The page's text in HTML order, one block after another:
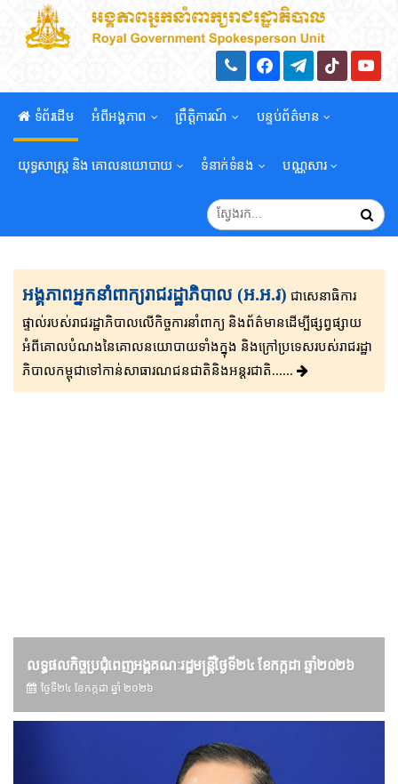
ទំព័រដើម អំពីអង្គភាព ព្រឹត្តិការណ៍ បន្ទប់ព័ត៌មាន
យុទ្ធសាស្រ្ត និង គោលនយោបាយ ទំនាក់ទំនង បណ្ណសារ
អង្គភាពអ្នកនាំពាក្យរាជរដ្ឋាភិបាល (អ.អ.រ) ជាសេនា​ធិ​កា​រ​​
ផ្ទាល់​របស់រាជរដ្ឋាភិ​បា​ល​លើ​កិច្ចការ​នាំពាក្យ និងព័ត៌មាន​ដើម្បីផ្សព្វ​ផ្សាយ​​
អំពីគោលបំណងនៃគោល​នយោបាយទាំងក្នុង និងក្រៅ​ប្រទេ​​ស​របស់រាជរដ្ឋា​
ភិ​បា​ល​កម្ពុជាទៅកាន់សាធារណជនជាតិនិងអន្តរជាតិ......
លទ្ធផលកិច្ចប្រជុំពេញអង្គគណៈរដ្ឋមន្រ្តីថ្ងៃទី២៤ ខែកក្កដា ឆ្នាំ២០២៦
ថ្ងៃទី២៤ ខែ​កក្កដា ឆ្នាំ ២០២៦